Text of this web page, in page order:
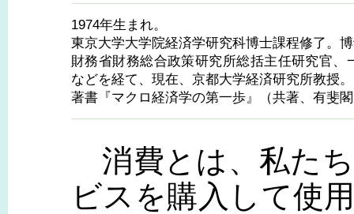
1974年生まれ。
東京大学大学院経済学研究科博士課程修了。
財務省財務総合政策研究所総括主任研究官、
などを経て、現在、京都大学経済研究所教授。
著書『マクロ経済学の第一歩』（共著、有斐
消費とは、私た
ビスを購入して使